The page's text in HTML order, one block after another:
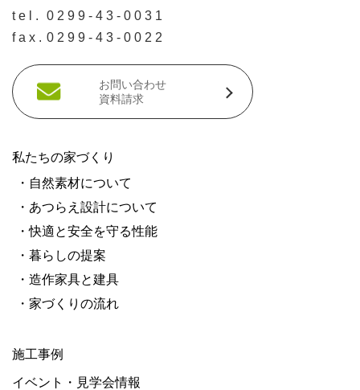
tel.
0299-43-0031
fax. 0299-43-0022
お問い合わせ
資料請求
私たちの家づくり
・自然素材について
・あつらえ設計について
・快適と安全を守る性能
・暮らしの提案
・造作家具と建具
・家づくりの流れ
施工事例
イベント・見学会情報